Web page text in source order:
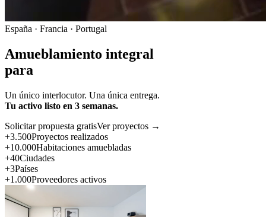
España · Francia · Portugal
Amueblamiento integral
para
Un único interlocutor. Una única entrega.
Tu activo listo en 3 semanas.
Solicitar propuesta gratisVer proyectos →
+3.500Proyectos realizados
+10.000Habitaciones amuebladas
+40Ciudades
+3Países
+1.000Proveedores activos